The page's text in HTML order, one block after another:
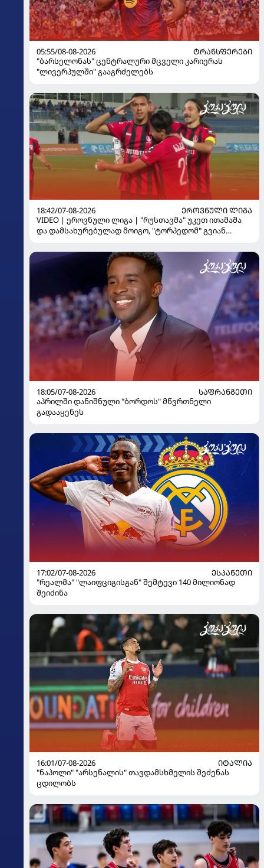
05:55/08-08-2026
ᲢᲠᲐᲜᲡᲤᲔᲠᲔᲑᲘ
"ბარსელონას" ცენტრალური მცველი კარიერას
"ლივერპულში" გააგრძელებს
18:42/07-08-2026
ᲔᲠᲝᲕᲜᲣᲚᲘ ᲚᲘᲒᲐ
VIDEO | ეროვნული ლიგა | "რუსთავმა" უკეთ ითამაშა
და დამსახურებულად მოიგო, "ტორპედომ" გვიან
18:05/07-08-2026
ᲡᲐᲤᲠᲐᲜᲒᲔᲗᲘ
აპრილში დანიშნული "ბორდოს" მწვრთნელი
გადააყენეს
17:02/07-08-2026
ᲔᲡᲞᲐᲜᲔᲗᲘ
"რეალმა" "ლაიფციგისგან" შემტევი 140 მილიონად
შეიძინა
16:01/07-08-2026
ᲘᲢᲐᲚᲘᲐ
"ნაპოლი" "არსენალის" თავდამსხმელის შეძენას
ცდილობს